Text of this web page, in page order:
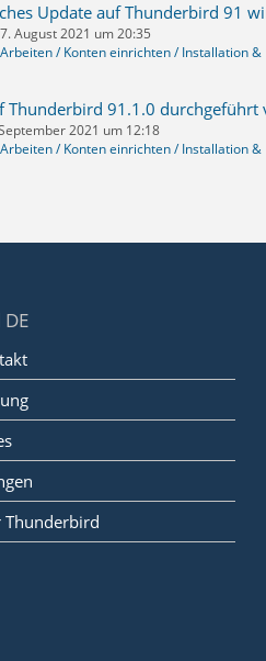
August 2021 um 20:35
/ Konten einrichten / Installation &
2021 um 12:18
/ Konten einrichten / Installation &
Thunderbird